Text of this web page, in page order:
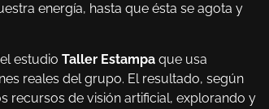
energía, hasta que ésta se agota y
estudio Taller Estampa que usa
reales del grupo. El resultado, según
recursos de visión artificial, explorando y